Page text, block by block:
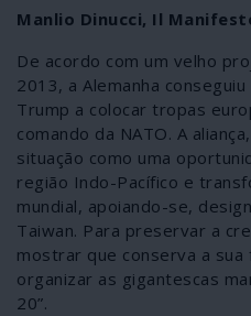
Manlio Dinucci, Il
De acordo com um velho
2013, a Alemanha
Trump a colocar tropas
comando da NATO. A
situação como uma
região Indo-Pacífico e
mundial, apoiando-se,
Taiwan. Para preservar a
mostrar que conserva a sua
organizar as gigantescas
20”.